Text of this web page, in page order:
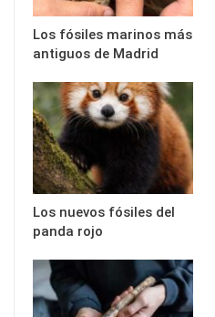
Los fósiles marinos más
antiguos de Madrid
Los nuevos fósiles del
panda rojo